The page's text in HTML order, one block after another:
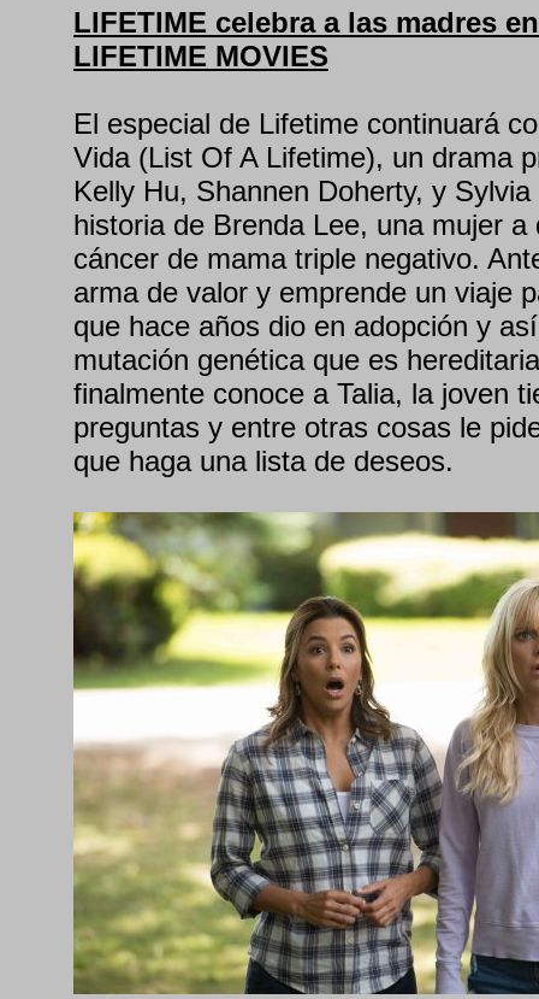
LIFETIME celebra a las madres
LIFETIME MOVIES
El especial de Lifetime continuará
Vida (List Of A Lifetime), un drama
Kelly Hu, Shannen Doherty, y
historia de Brenda Lee, una mujer a
cáncer de mama triple negativo.
arma de valor y emprende un viaje
que hace años dio en adopción y
mutación genética que es
finalmente conoce a Talia, la joven
preguntas y entre otras cosas le
que haga una lista de deseos.